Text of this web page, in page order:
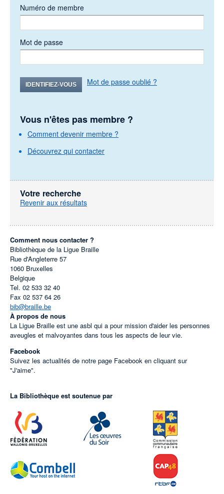
Numéro de membre
Mot de passe
IDENTIFIEZ-VOUS Mot de passe oublié ?
Vous n'êtes pas membre ?
Comment devenir membre ?
Découvrez qui contacter
Votre recherche
Revenir aux résultats
Comment nous contacter ?
Bibliothèque de la Ligue Braille
Rue d'Angleterre 57
1060 Bruxelles
Belgique
Tel. 02 533 32 40
Fax 02 537 64 26
bib@braille.be
À propos de nous
La Ligue Braille est une asbl qui a pour mission d'aider les personnes
aveugles et malvoyantes dans tous les aspects de leur vie.
Facebook
Suivez les actualités de notre page Facebook en cliquant sur
"J'aime".
La Bibliothèque est soutenue par